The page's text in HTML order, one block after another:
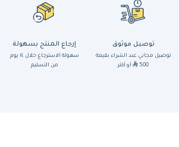
توصيل موثوق
توصيل مجاني عند الشراء بقيمة
500
أو أكثر
إرجاع المنتج بسهولة
سهولة الاسترجاع خلال ١٤ يوم
من التسليم